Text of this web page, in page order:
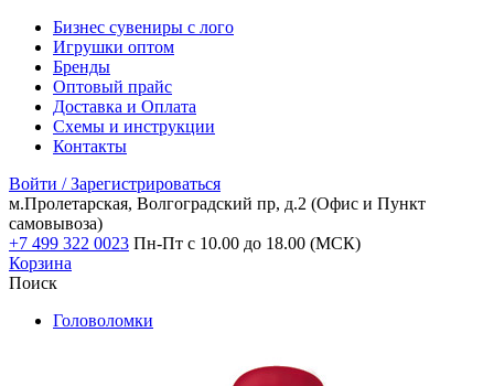
Бизнес сувениры с лого
Игрушки оптом
Бренды
Оптовый прайс
Доставка и Оплата
Схемы и инструкции
Контакты
Войти / Зарегистрироваться
м.Пролетарская, Волгоградский пр, д.2 (Офис и Пункт
самовывоза)
+7 499 322 0023 Пн-Пт с 10.00 до 18.00 (МСК)
Корзина
Поиск
Головоломки